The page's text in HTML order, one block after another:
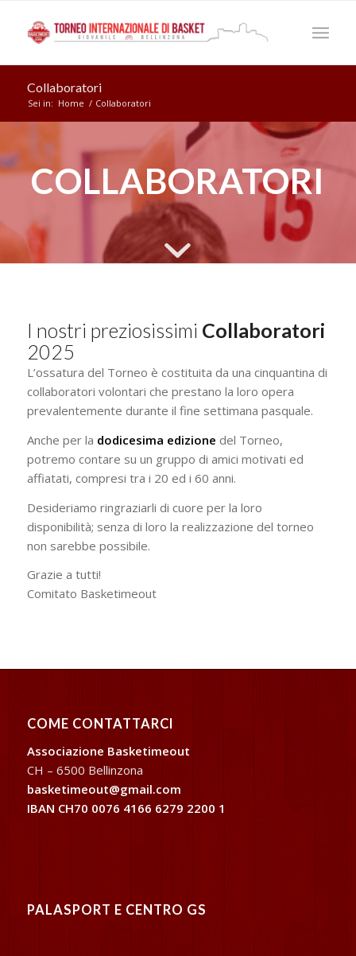
Collaboratori
Sei in: Home / Collaboratori
COLLABORATORI
I nostri preziosissimi Collaboratori
2025
L’ossatura del Torneo è costituita da una cinquantina di
collaboratori volontari che prestano la loro opera
prevalentemente durante il fine settimana pasquale.
Anche per la dodicesima edizione del Torneo,
potremo contare su un gruppo di amici motivati ed
affiatati, compresi tra i 20 ed i 60 anni.
Desideriamo ringraziarli di cuore per la loro
disponibilità; senza di loro la realizzazione del torneo
non sarebbe possibile.
Grazie a tutti!
Comitato Basketimeout
COME CONTATTARCI
Associazione Basketimeout
CH – 6500 Bellinzona
basketimeout@gmail.com
IBAN CH70 0076 4166 6279 2200 1
PALASPORT E CENTRO GS